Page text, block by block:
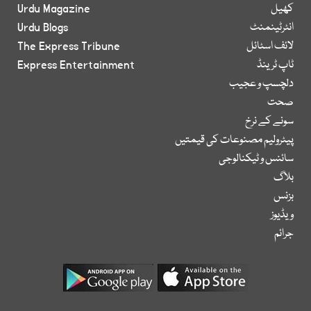
کھیل
انٹرٹینمنٹ
لائف اسٹائل
ٹاپ ٹرینڈ
دلچسپ و عجیب
صحت
سونے کے نرخ
پیٹرولیم مصنوعات کی قیمتیں
سائنس و ٹیکنالوجی
بلاگ
بزنس
ویڈیوز
جرائم
Urdu Magazine
Urdu Blogs
The Express Tribune
Express Entertainment